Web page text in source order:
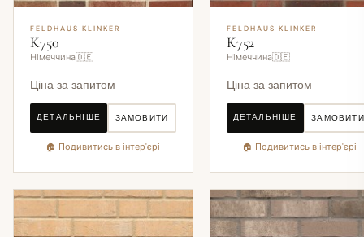
FELDHAUS KLINKER
K750
Німеччина🇩🇪
Ціна за запитом
ДЕТАЛЬНІШЕ ЗАМОВИТИ
🏠 Подивитись в інтер'єрі
FELDHAUS KLINKER
K752
Німеччина🇩🇪
Ціна за запитом
ДЕТАЛЬНІШЕ ЗАМОВИТИ
🏠 Подивитись в інтер'єрі